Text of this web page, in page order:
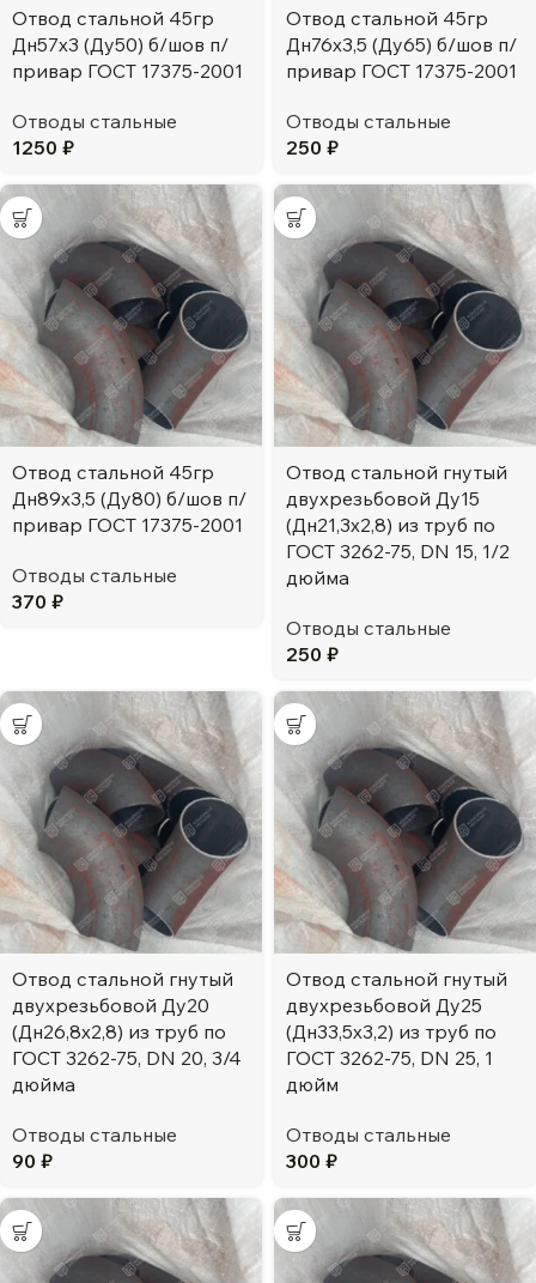
Отвод стальной 45гр
Дн57х3 (Ду50) б/шов п/
привар ГОСТ 17375-2001
Отводы стальные
1250 ₽
Отвод стальной 45гр
Дн76х3,5 (Ду65) б/шов п/
привар ГОСТ 17375-2001
Отводы стальные
250 ₽
Отвод стальной 45гр
Дн89х3,5 (Ду80) б/шов п/
привар ГОСТ 17375-2001
Отводы стальные
370 ₽
Отвод стальной гнутый
двухрезьбовой Ду15
(Дн21,3х2,8) из труб по
ГОСТ 3262-75, DN 15, 1/2
дюйма
Отводы стальные
250 ₽
Отвод стальной гнутый
двухрезьбовой Ду20
(Дн26,8х2,8) из труб по
ГОСТ 3262-75, DN 20, 3/4
дюйма
Отводы стальные
90 ₽
Отвод стальной гнутый
двухрезьбовой Ду25
(Дн33,5х3,2) из труб по
ГОСТ 3262-75, DN 25, 1
дюйм
Отводы стальные
300 ₽